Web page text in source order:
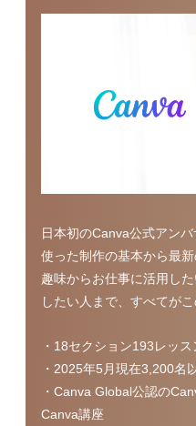
日本初のCanva公式アン
使った制作の基本から最
趣味からお仕事に活用し
したい人まで、すべてが
・18セクション193レッ
・2025年5月現在3,200名
・Canva Global公認の
Canva講座